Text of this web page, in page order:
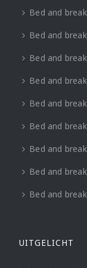
Bed and
Bed and
Bed and
Bed and
Bed and
Bed and
Bed and
Bed and
Bed and
UITGELICHT